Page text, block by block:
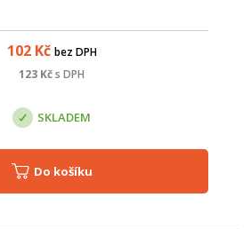
102Kč bez DPH
123 Kčs DPH
SKLADEM
Do košíku